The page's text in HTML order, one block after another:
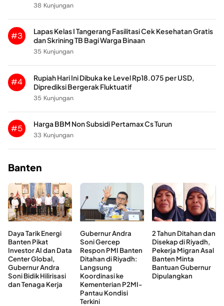
38 Kunjungan
#3
Lapas Kelas I Tangerang Fasilitasi Cek Kesehatan Gratis
dan Skrining TB Bagi Warga Binaan
35 Kunjungan
#4
Rupiah Hari Ini Dibuka ke Level Rp18.075 per USD,
Diprediksi Bergerak Fluktuatif
35 Kunjungan
#5
Harga BBM Non Subsidi Pertamax Cs Turun
33 Kunjungan
Banten
Daya Tarik Energi
Banten Pikat
Investor AI dan Data
Center Global,
Gubernur Andra
Soni Bidik Hilirisasi
dan Tenaga Kerja
Gubernur Andra
Soni Gercep
Respon PMI Banten
Ditahan di Riyadh:
Langsung
Koordinasi ke
Kementerian P2MI-
Pantau Kondisi
Terkini
2 Tahun Ditahan dan
Disekap di Riyadh,
Pekerja Migran Asal
Banten Minta
Bantuan Gubernur
Dipulangkan